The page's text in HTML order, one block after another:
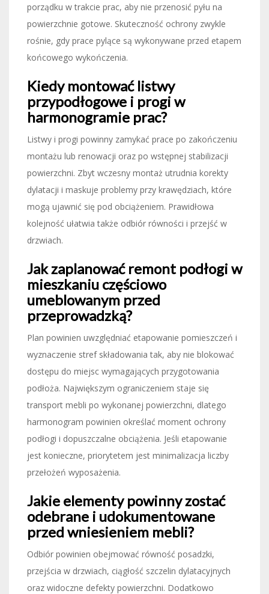
porządku w trakcie prac, aby nie przenosić pyłu na
powierzchnie gotowe. Skuteczność ochrony zwykle
rośnie, gdy prace pylące są wykonywane przed etapem
końcowego wykończenia.
Kiedy montować listwy
przypodłogowe i progi w
harmonogramie prac?
Listwy i progi powinny zamykać prace po zakończeniu
montażu lub renowacji oraz po wstępnej stabilizacji
powierzchni. Zbyt wczesny montaż utrudnia korekty
dylatacji i maskuje problemy przy krawędziach, które
mogą ujawnić się pod obciążeniem. Prawidłowa
kolejność ułatwia także odbiór równości i przejść w
drzwiach.
Jak zaplanować remont podłogi w
mieszkaniu częściowo
umeblowanym przed
przeprowadzką?
Plan powinien uwzględniać etapowanie pomieszczeń i
wyznaczenie stref składowania tak, aby nie blokować
dostępu do miejsc wymagających przygotowania
podłoża. Największym ograniczeniem staje się
transport mebli po wykonanej powierzchni, dlatego
harmonogram powinien określać moment ochrony
podłogi i dopuszczalne obciążenia. Jeśli etapowanie
jest konieczne, priorytetem jest minimalizacja liczby
przełożeń wyposażenia.
Jakie elementy powinny zostać
odebrane i udokumentowane
przed wniesieniem mebli?
Odbiór powinien obejmować równość posadzki,
przejścia w drzwiach, ciągłość szczelin dylatacyjnych
oraz widoczne defekty powierzchni. Dodatkowo